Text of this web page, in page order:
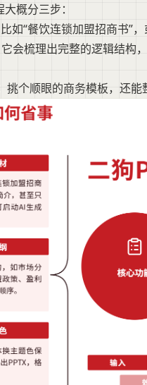
概分三步：
如“餐饮连锁加盟招商书”
它会梳理出完整的逻辑结构
挑个顺眼的商务模板，还能